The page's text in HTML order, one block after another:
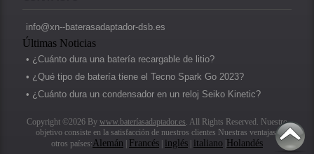
info@xn--baterasadaptador-dsb.es
Últimas Noticias
• ¿Cuánto dura una batería recargable de litio?
• ¿Qué tipo de batería tiene el Tecno Spark Go 2023?
• ¿Cuánto dura un condensador en un reloj Seiko Kinetic?
Copyright ©2026 By www.bateríasadaptador.es . All Rights Reserved. Nuestro
objetivo consiste en la satisfacción de nuestros clientes Nuestras ventajas.
otros países:Alemán | Francés | inglés | italiano |Holandés